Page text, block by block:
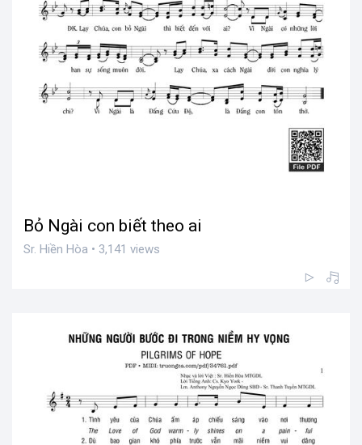
Bỏ Ngài con biết theo ai
Sr. Hiền Hòa • 3,141 views